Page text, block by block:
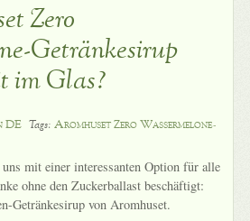
Zero
Getränkesirup
im Glas?
DE Tags: Aromhuset Zero Wassermelone-
mit einer interessanten Option für alle
ohne den Zuckerballast beschäftigt:
Getränkesirup von Aromhuset.